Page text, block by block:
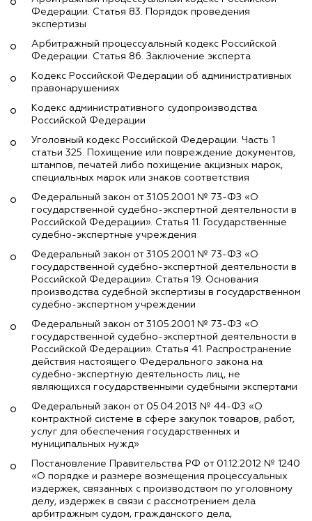
Федерации. Статья 83. Порядок проведения
экспертизы
Арбитражный процессуальный кодекс Российской
Федерации. Статья 86. Заключение эксперта
Кодекс Российской Федерации об административных
правонарушениях
Кодекс административного судопроизводства
Российской Федерации
Уголовный кодекс Российской Федерации. Часть 1
статьи 325. Похищение или повреждение документов,
штампов, печатей либо похищение акцизных марок,
специальных марок или знаков соответствия
Федеральный закон от 31.05.2001 № 73-ФЗ «О
государственной судебно-экспертной деятельности в
Российской Федерации». Статья 11. Государственные
судебно-экспертные учреждения
Федеральный закон от 31.05.2001 № 73-ФЗ «О
государственной судебно-экспертной деятельности в
Российской Федерации». Статья 19. Основания
производства судебной экспертизы в государственном
судебно-экспертном учреждении
Федеральный закон от 31.05.2001 № 73-ФЗ «О
государственной судебно-экспертной деятельности в
Российской Федерации». Статья 41. Распространение
действия настоящего Федерального закона на
судебно-экспертную деятельность лиц, не
являющихся государственными судебными экспертами
Федеральный закон от 05.04.2013 № 44-ФЗ «О
контрактной системе в сфере закупок товаров, работ,
услуг для обеспечения государственных и
муниципальных нужд»
Постановление Правительства РФ от 01.12.2012 № 1240
«О порядке и размере возмещения процессуальных
издержек, связанных с производством по уголовному
делу, издержек в связи с рассмотрением дела
арбитражным судом, гражданского дела,